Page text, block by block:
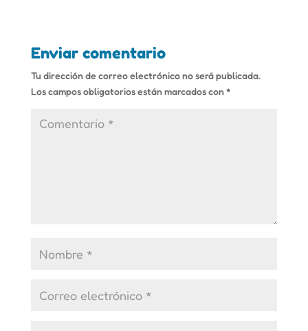
Enviar comentario
Tu dirección de correo electrónico no será publicada.
Los campos obligatorios están marcados con*